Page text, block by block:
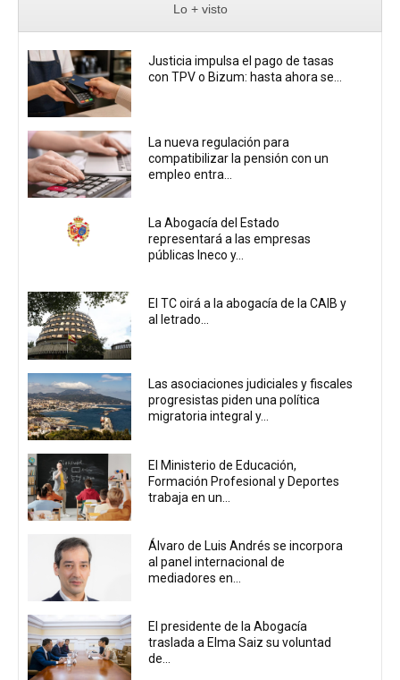
Lo + visto
Justicia impulsa el pago de tasas
con TPV o Bizum: hasta ahora se...
La nueva regulación para
compatibilizar la pensión con un
empleo entra...
La Abogacía del Estado
representará a las empresas
públicas Ineco y...
El TC oirá a la abogacía de la CAIB y
al letrado...
Las asociaciones judiciales y fiscales
progresistas piden una política
migratoria integral y...
El Ministerio de Educación,
Formación Profesional y Deportes
trabaja en un...
Álvaro de Luis Andrés se incorpora
al panel internacional de
mediadores en...
El presidente de la Abogacía
traslada a Elma Saiz su voluntad
de...